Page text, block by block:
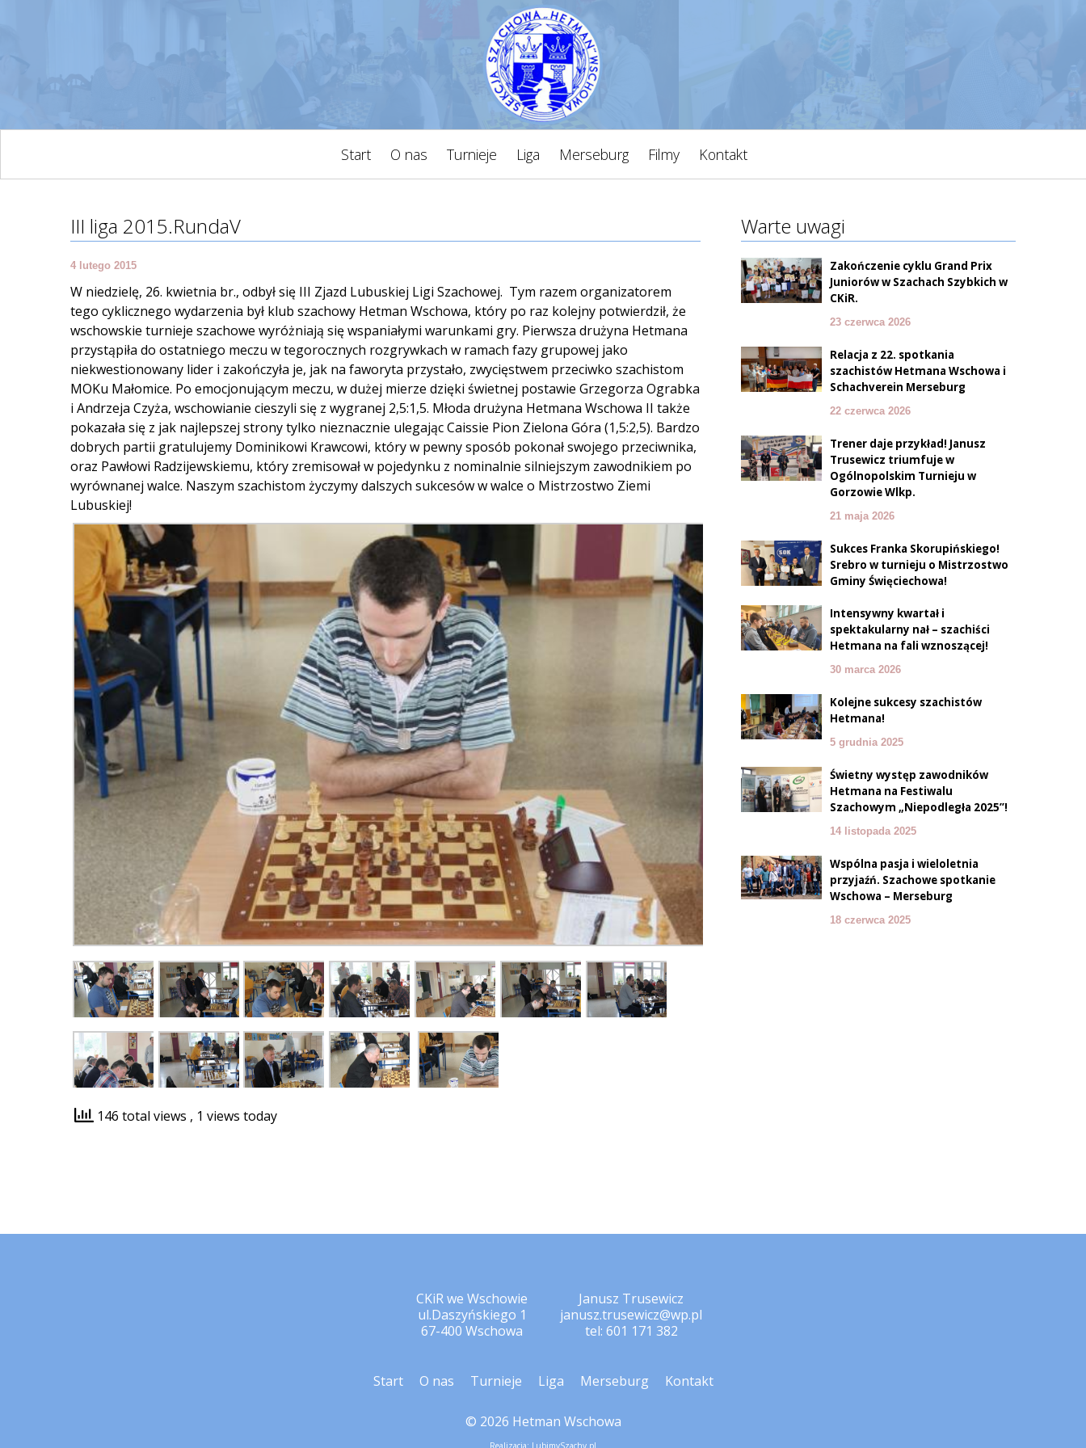
Start O nas Turnieje Liga Merseburg Filmy Kontakt
III liga 2015.RundaV
4 lutego 2015
W niedzielę, 26. kwietnia br., odbył się III Zjazd Lubuskiej Ligi Szachowej. Tym razem organizatorem
tego cyklicznego wydarzenia był klub szachowy Hetman Wschowa, który po raz kolejny potwierdził, że
wschowskie turnieje szachowe wyróżniają się wspaniałymi warunkami gry. Pierwsza drużyna Hetmana
przystąpiła do ostatniego meczu w tegorocznych rozgrywkach w ramach fazy grupowej jako
niekwestionowany lider i zakończyła je, jak na faworyta przystało, zwycięstwem przeciwko szachistom
MOKu Małomice. Po emocjonującym meczu, w dużej mierze dzięki świetnej postawie Grzegorza Ograbka
i Andrzeja Czyża, wschowianie cieszyli się z wygranej 2,5:1,5. Młoda drużyna Hetmana Wschowa II także
pokazała się z jak najlepszej strony tylko nieznacznie ulegając Caissie Pion Zielona Góra (1,5:2,5). Bardzo
dobrych partii gratulujemy Dominikowi Krawcowi, który w pewny sposób pokonał swojego przeciwnika,
oraz Pawłowi Radzijewskiemu, który zremisował w pojedynku z nominalnie silniejszym zawodnikiem po
wyrównanej walce. Naszym szachistom życzymy dalszych sukcesów w walce o Mistrzostwo Ziemi
Lubuskiej!
146 total views , 1 views today
Warte uwagi
Zakończenie cyklu Grand Prix
Juniorów w Szachach Szybkich w
CKiR.
23 czerwca 2026
Relacja z 22. spotkania
szachistów Hetmana Wschowa i
Schachverein Merseburg
22 czerwca 2026
Trener daje przykład! Janusz
Trusewicz triumfuje w
Ogólnopolskim Turnieju w
Gorzowie Wlkp.
21 maja 2026
Sukces Franka Skorupińskiego!
Srebro w turnieju o Mistrzostwo
Gminy Święciechowa !
Intensywny kwartał i
spektakularny finał – szachiści
Hetmana na fali wznoszącej!
30 marca 2026
Kolejne sukcesy szachistów
Hetmana!
5 grudnia 2025
Świetny występ zawodników
Hetmana na Festiwalu
Szachowym „Niepodległa 2025”!
14 listopada 2025
Wspólna pasja i wieloletnia
przyjaźń. Szachowe spotkanie
Wschowa – Merseburg
18 czerwca 2025
CKiR we Wschowie
ul.Daszyńskiego 1
67-400 Wschowa
Janusz Trusewicz
janusz.trusewicz@wp.pl
tel: 601 171 382
Start O nas Turnieje Liga Merseburg Kontakt
© 2026 Hetman Wschowa
Realizacja: LubimySzachy.pl